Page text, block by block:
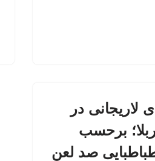
در
برحسب
صد لعن